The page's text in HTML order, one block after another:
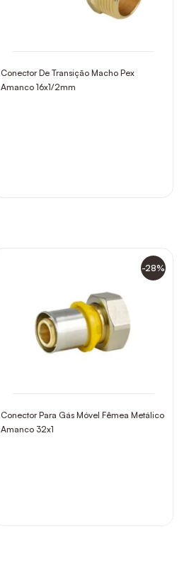
Conector De Transição Macho Pex
Amanco 16x1/2mm
-28%
Conector Para Gás Móvel Fêmea Metálico
Amanco 32x1